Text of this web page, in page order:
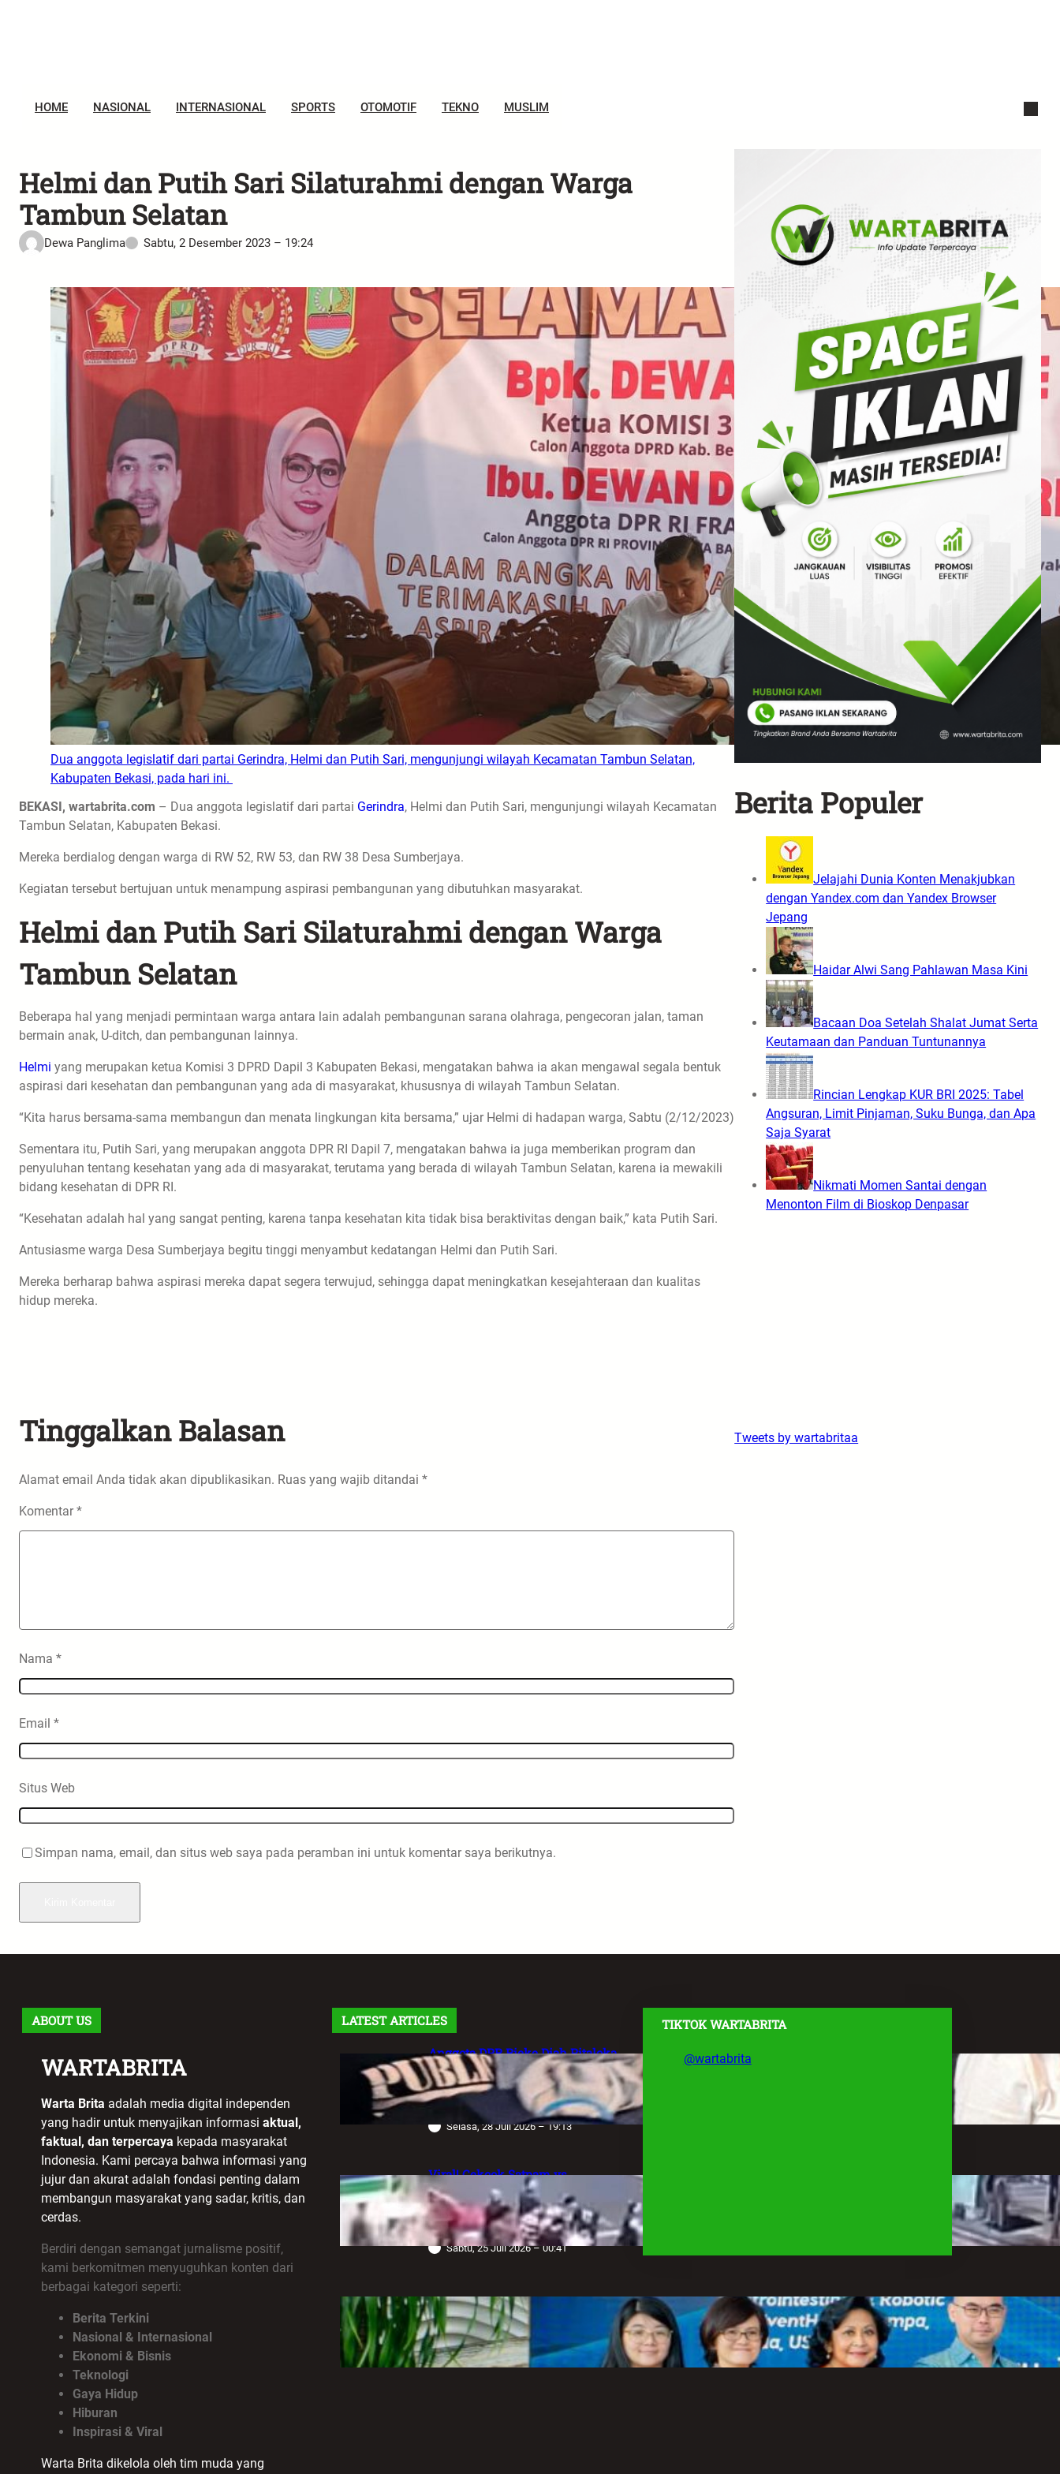
HOME NASIONAL INTERNASIONAL SPORTS OTOMOTIF TEKNO MUSLIM
Helmi dan Putih Sari Silaturahmi dengan Warga
Tambun Selatan
Dewa Panglima Sabtu, 2 Desember 2023 – 19:24
Dua anggota legislatif dari partai Gerindra, Helmi dan Putih Sari, mengunjungi wilayah Kecamatan Tambun Selatan,
Kabupaten Bekasi, pada hari ini.
BEKASI, wartabrita.com – Dua anggota legislatif dari partai Gerindra, Helmi dan Putih Sari, mengunjungi wilayah Kecamatan
Tambun Selatan, Kabupaten Bekasi.
Mereka berdialog dengan warga di RW 52, RW 53, dan RW 38 Desa Sumberjaya.
Kegiatan tersebut bertujuan untuk menampung aspirasi pembangunan yang dibutuhkan masyarakat.
Helmi dan Putih Sari Silaturahmi dengan Warga
Tambun Selatan
Beberapa hal yang menjadi permintaan warga antara lain adalah pembangunan sarana olahraga, pengecoran jalan, taman
bermain anak, U-ditch, dan pembangunan lainnya.
Helmi yang merupakan ketua Komisi 3 DPRD Dapil 3 Kabupaten Bekasi, mengatakan bahwa ia akan mengawal segala bentuk
aspirasi dari kesehatan dan pembangunan yang ada di masyarakat, khususnya di wilayah Tambun Selatan.
“Kita harus bersama-sama membangun dan menata lingkungan kita bersama,” ujar Helmi di hadapan warga, Sabtu (2/12/2023)
Sementara itu, Putih Sari, yang merupakan anggota DPR RI Dapil 7, mengatakan bahwa ia juga memberikan program dan
penyuluhan tentang kesehatan yang ada di masyarakat, terutama yang berada di wilayah Tambun Selatan, karena ia mewakili
bidang kesehatan di DPR RI.
“Kesehatan adalah hal yang sangat penting, karena tanpa kesehatan kita tidak bisa beraktivitas dengan baik,” kata Putih Sari.
Antusiasme warga Desa Sumberjaya begitu tinggi menyambut kedatangan Helmi dan Putih Sari.
Mereka berharap bahwa aspirasi mereka dapat segera terwujud, sehingga dapat meningkatkan kesejahteraan dan kualitas
hidup mereka.
Tinggalkan Balasan
Alamat email Anda tidak akan dipublikasikan. Ruas yang wajib ditandai *
Komentar*
Nama *
Email *
Situs Web
Simpan nama, email, dan situs web saya pada peramban ini untuk komentar saya berikutnya.
Berita Populer
Jelajahi Dunia Konten Menakjubkan
dengan Yandex.com dan Yandex Browser
Jepang
Haidar Alwi Sang Pahlawan Masa Kini
Bacaan Doa Setelah Shalat Jumat Serta
Keutamaan dan Panduan Tuntunannya
Rincian Lengkap KUR BRI 2025: Tabel
Angsuran, Limit Pinjaman, Suku Bunga, dan Apa
Saja Syarat
Nikmati Momen Santai dengan
Menonton Film di Bioskop Denpasar
Tweets by wartabritaa
ABOUT US
WARTABRITA
Warta Brita adalah media digital independen
yang hadir untuk menyajikan informasi aktual,
faktual, dan terpercaya kepada masyarakat
Indonesia. Kami percaya bahwa informasi yang
jujur dan akurat adalah fondasi penting dalam
membangun masyarakat yang sadar, kritis, dan
cerdas.
Berdiri dengan semangat jurnalisme positif,
kami berkomitmen menyuguhkan konten dari
berbagai kategori seperti:
Berita Terkini
Nasional & Internasional
Ekonomi & Bisnis
Teknologi
Gaya Hidup
Hiburan
Inspirasi & Viral
Warta Brita dikelola oleh tim muda yang
LATEST ARTICLES
Anggota DPR Rieke Diah Pitaloka
Soroti Maraknya Aksi Main Hakim
Sendiri, Desak Negara Tegakkan
Hukum
Selasa, 28 Juli 2026 – 19:13
Viral! Cekcok Satpam vs
Pengemudi Alphard di Bundaran HI,
Berujung Terungkap Sang Sopir
Anggota Polda Jabar
Sabtu, 25 Juli 2026 – 00:41
Robot Operasi Paling Canggih di
Dunia Kini Hadir di Indonesia
Melalui RS Mandaya Puri
Senin, 20 Juli 2026 – 13:50
TIKTOK WARTABRITA
@wartabrita